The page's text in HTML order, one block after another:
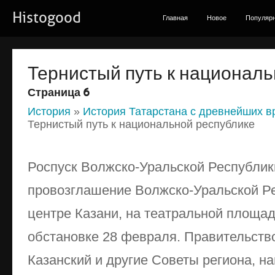
Histogood Главная Новое
Тернистый путь к
Страница 6
История » История Татарстана с древнейших
Тернистый путь к национальной республике
Роспуск Волжско-Уральской
провозглашение Волжско-Уральской
центре Казани, на театральной
обстановке 28 февраля.
Казанский и другие Советы региона,